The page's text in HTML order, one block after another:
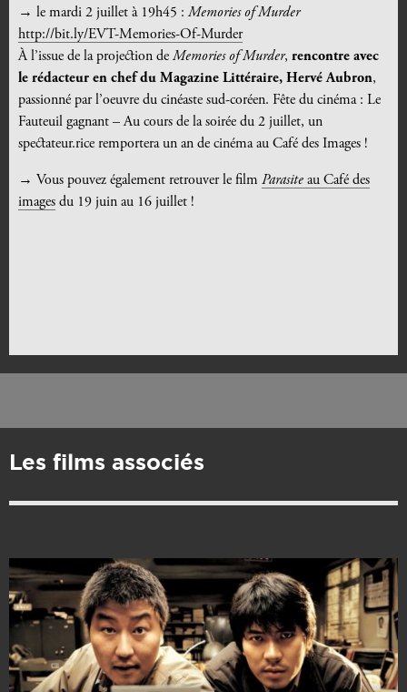
→ le mardi 2 juillet à 19h45 : Memories of Murder
http://bit.ly/EVT-Memories-Of-Murder
À l’issue de la projection de Memories of Murder, rencontre avec
le rédacteur en chef du Magazine Littéraire, Hervé Aubron,
passionné par l’oeuvre du cinéaste sud-coréen. Fête du cinéma : Le
Fauteuil gagnant – Au cours de la soirée du 2 juillet, un
spectateur.rice remportera un an de cinéma au Café des Images !
→ Vous pouvez également retrouver le film Parasite au Café des
images du 19 juin au 16 juillet !
Les films associés